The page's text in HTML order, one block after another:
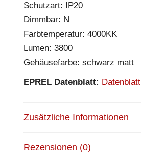
Schutzart: IP20
Dimmbar: N
Farbtemperatur: 4000KK
Lumen: 3800
Gehäusefarbe: schwarz matt
EPREL Datenblatt: Datenblatt
Zusätzliche Informationen
Rezensionen (0)